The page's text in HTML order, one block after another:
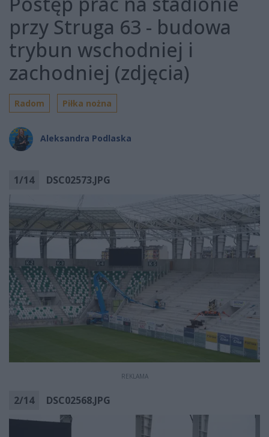
przy Struga 63 - budowa
trybun wschodniej i
zachodniej (zdjęcia)
Radom Piłka nożna
Aleksandra Podlaska
1/14 DSC02573.JPG
REKLAMA
2/14 DSC02568.JPG